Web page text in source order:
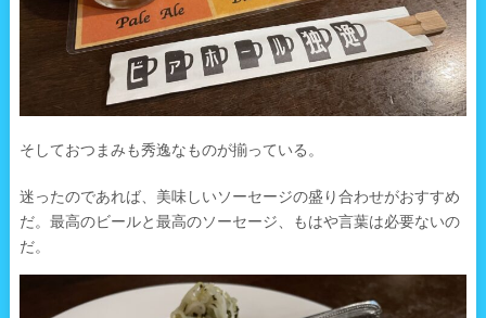
そしておつまみも秀逸なものが揃っている。
迷ったのであれば、美味しいソーセージの盛り合わせがおすすめ
だ。最高のビールと最高のソーセージ、もはや言葉は必要ないの
だ。